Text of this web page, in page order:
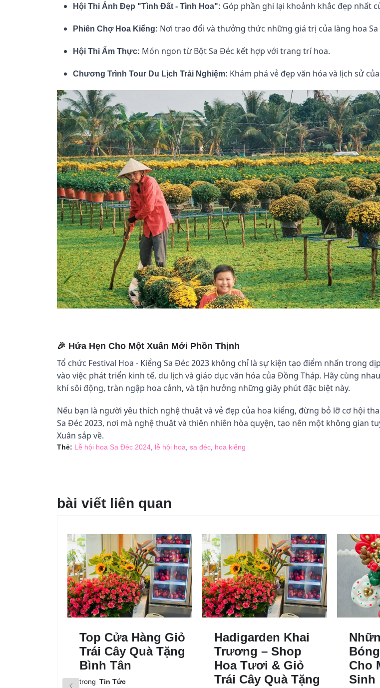
Hội Thi Ảnh Đẹp "Tình Đất - Tình Hoa": Góp phần ghi lại khoảnh khắc đẹp nhất
Phiên Chợ Hoa Kiểng: Nơi trao đổi và thưởng thức những giá trị của làng hoa Sa
Hội Thi Ẩm Thực: Món ngon từ Bột Sa Đéc kết hợp với trang trí hoa.
Chương Trình Tour Du Lịch Trải Nghiệm: Khám phá vẻ đẹp văn hóa và lịch sử
🎉 Hứa Hẹn Cho Một Xuân Mới Phồn Thịnh
Tổ chức Festival Hoa - Kiểng Sa Đéc 2023 không chỉ là sự kiện tạo điểm nhấn trong
vào việc phát triển kinh tế, du lịch và giáo dục văn hóa của Đồng Tháp. Hãy cùng
khí sôi động, tràn ngập hoa cảnh, và tận hưởng những giây phút đặc biệt này.
Nếu bạn là người yêu thích nghệ thuật và vẻ đẹp của hoa kiểng, đừng bỏ lỡ cơ hội
Sa Đéc 2023, nơi mà nghệ thuật và thiên nhiên hòa quyện, tạo nên một không gian
Xuân sắp về.
Thẻ: Lễ hội hoa Sa Đéc 2024 lễ hội hoa sa đéc hoa kiểng
bài viết liên quan
Top Cửa Hàng Giỏ
Trái Cây Quà Tặng
Bình Tân
trong Tin Tức
Hadigarden Khai
Trương – Shop
Hoa Tươi & Giỏ
Trái Cây Quà Tặng
Cho
Sinh